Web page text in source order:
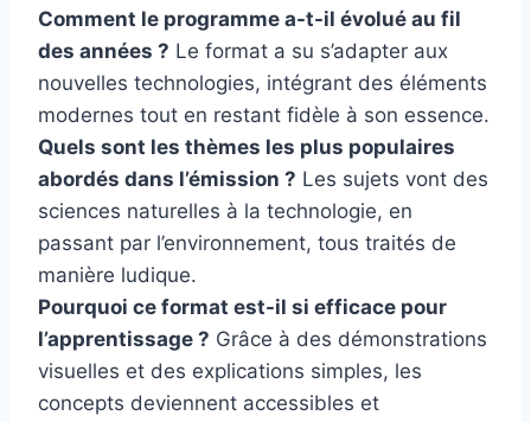
Comment le programme a-t-il évolué au fil
des années ? Le format a su s’adapter aux
nouvelles technologies, intégrant des éléments
modernes tout en restant fidèle à son essence.
Quels sont les thèmes les plus populaires
abordés dans l’émission ? Les sujets vont des
sciences naturelles à la technologie, en
passant par l’environnement, tous traités de
manière ludique.
Pourquoi ce format est-il si efficace pour
l’apprentissage ? Grâce à des démonstrations
visuelles et des explications simples, les
concepts deviennent accessibles et